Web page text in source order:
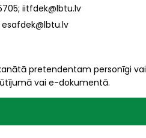
iitfdek@lbtu.lv
pretendentam personīgi vai
vai e-dokumentā.